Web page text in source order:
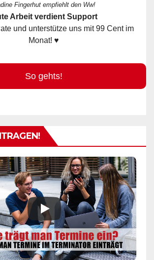
Fingerhut empfiehlt den Ww!
Arbeit verdient Support
und unterstütze uns mit 99 Cent im
Monat! ♥
So gehts!